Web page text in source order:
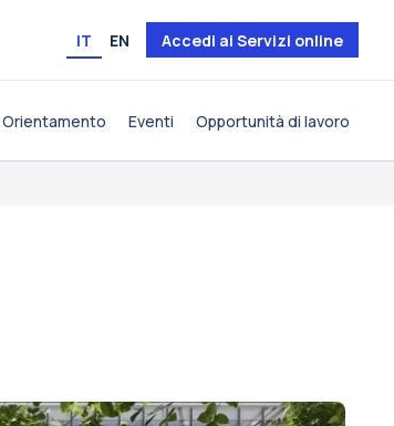
IT EN Accedi ai Servizi online
Orientamento Eventi Opportunità di lavoro